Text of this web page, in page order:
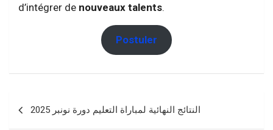
d’intégrer de nouveaux talents.
Postuler
النتائج النهائية لمباراة التعليم دورة نونبر 2025